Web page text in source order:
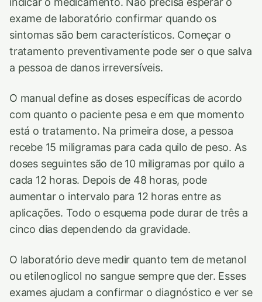
exame de laboratório confirmar quando os
sintomas são bem característicos. Começar o
tratamento preventivamente pode ser o que salva
a pessoa de danos irreversíveis.
O manual define as doses específicas de acordo
com quanto o paciente pesa e em que momento
está o tratamento. Na primeira dose, a pessoa
recebe 15 miligramas para cada quilo de peso. As
doses seguintes são de 10 miligramas por quilo a
cada 12 horas. Depois de 48 horas, pode
aumentar o intervalo para 12 horas entre as
aplicações. Todo o esquema pode durar de três a
cinco dias dependendo da gravidade.
O laboratório deve medir quanto tem de metanol
ou etilenoglicol no sangue sempre que der. Esses
exames ajudam a confirmar o diagnóstico e ver se